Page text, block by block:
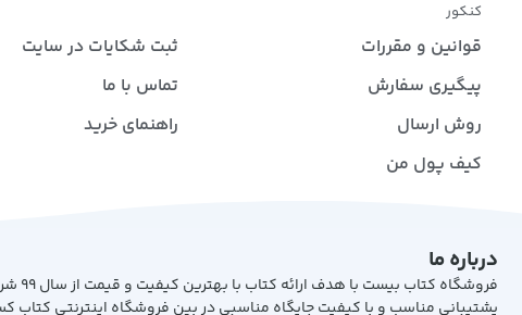
کنکور
قوانین و مقررات
ثبت شکایات در سایت
پیگیری سفارش
تماس با ما
روش ارسال
راهنمای خرید
کیف پول من
درباره ما
پشتیبانی مناسب و با کیفیت جایگاه مناسبی در بین فروشگاه اینترنتی کتاب